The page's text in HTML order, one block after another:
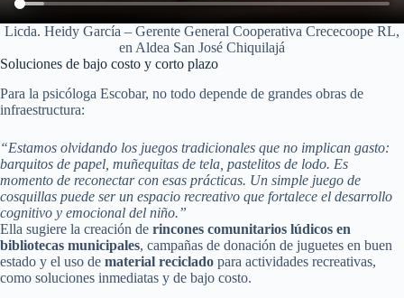
Licda. Heidy García – Gerente General Cooperativa Crececoope RL,
en Aldea San José Chiquilajá
Soluciones de bajo costo y corto plazo
Para la psicóloga Escobar, no todo depende de grandes obras de
infraestructura:
“Estamos olvidando los juegos tradicionales que no implican gasto:
barquitos de papel, muñequitas de tela, pastelitos de lodo. Es
momento de reconectar con esas prácticas. Un simple juego de
cosquillas puede ser un espacio recreativo que fortalece el desarrollo
cognitivo y emocional del niño.”
Ella sugiere la creación de rincones comunitarios lúdicos en
bibliotecas municipales, campañas de donación de juguetes en buen
estado y el uso de material reciclado para actividades recreativas,
como soluciones inmediatas y de bajo costo.